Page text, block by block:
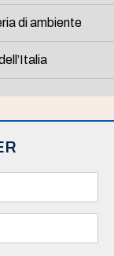
di ambiente